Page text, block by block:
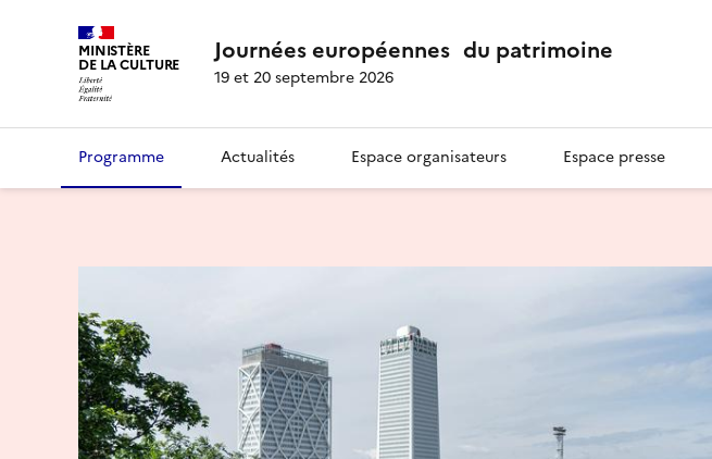
MINISTÈRE
DE LA CULTURE Journées européennes du patrimoine
19 et 20 septembre 2026
Programme Actualités Espace organisateurs Espace presse